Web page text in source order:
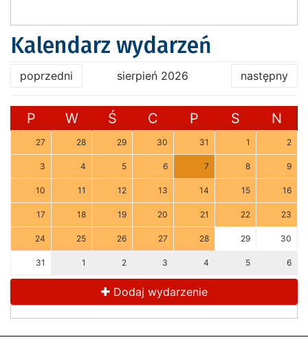
Kalendarz wydarzeń
poprzedni sierpień 2026 następny
P W Ś C P S N
27 28 29 30 31 1 2
3 4 5 6 7 8 9
10 11 12 13 14 15 16
17 18 19 20 21 22 23
24 25 26 27 28 29 30
31 1 2 3 4 5 6
Dodaj wydarzenie